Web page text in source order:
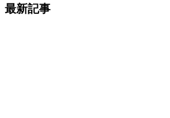
最新記事